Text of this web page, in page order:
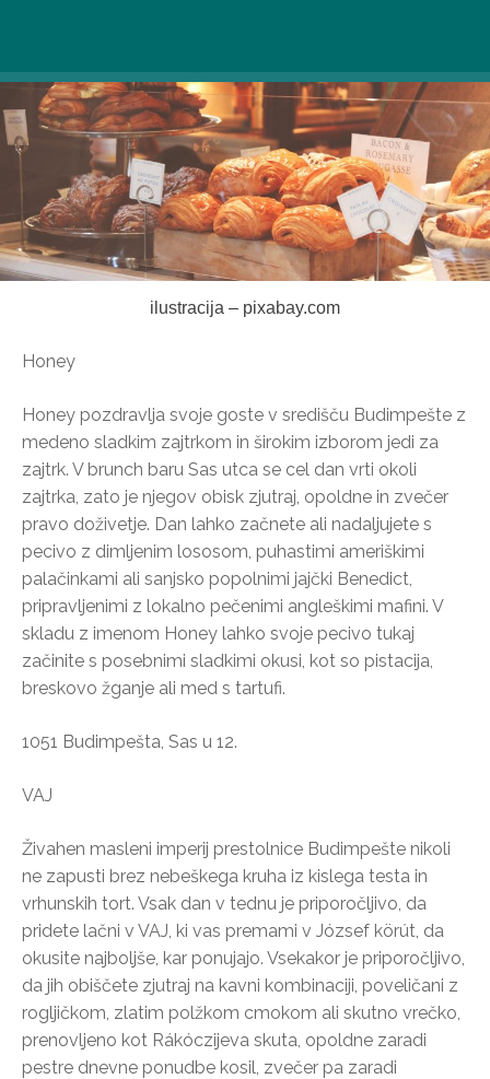
ilustracija – pixabay.com
Honey
Honey pozdravlja svoje goste v središču Budimpešte z
medeno sladkim zajtrkom in širokim izborom jedi za
zajtrk. V brunch baru Sas utca se cel dan vrti okoli
zajtrka, zato je njegov obisk zjutraj, opoldne in zvečer
pravo doživetje. Dan lahko začnete ali nadaljujete s
pecivo z dimljenim lososom, puhastimi ameriškimi
palačinkami ali sanjsko popolnimi jajčki Benedict,
pripravljenimi z lokalno pečenimi angleškimi mafini. V
skladu z imenom Honey lahko svoje pecivo tukaj
začinite s posebnimi sladkimi okusi, kot so pistacija,
breskovo žganje ali med s tartufi.
1051 Budimpešta, Sas u 12.
VAJ
Živahen masleni imperij prestolnice Budimpešte nikoli
ne zapusti brez nebeškega kruha iz kislega testa in
vrhunskih tort. Vsak dan v tednu je priporočljivo, da
pridete lačni v VAJ, ki vas premami v József körút, da
okusite najboljše, kar ponujajo. Vsekakor je priporočljivo,
da jih obiščete zjutraj na kavni kombinaciji, poveličani z
rogljičkom, zlatim polžkom cmokom ali skutno vrečko,
prenovljeno kot Rákóczijeva skuta, opoldne zaradi
pestre dnevne ponudbe kosil, zvečer pa zaradi